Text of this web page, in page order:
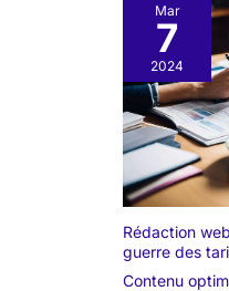
Mar
7
2024
Rédaction
guerre des
Contenu